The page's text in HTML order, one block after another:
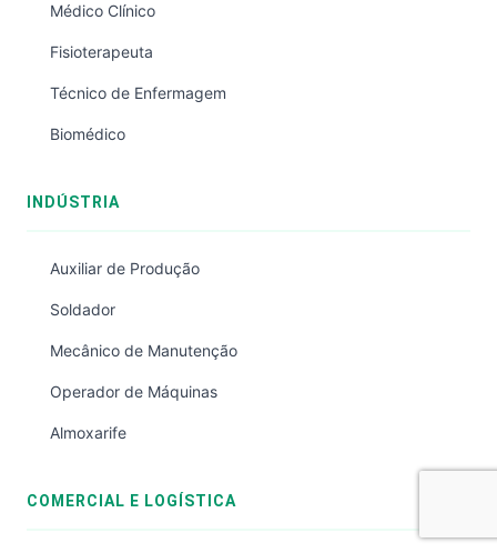
Médico Clínico
Fisioterapeuta
Técnico de Enfermagem
Biomédico
INDÚSTRIA
Auxiliar de Produção
Soldador
Mecânico de Manutenção
Operador de Máquinas
Almoxarife
COMERCIAL E LOGÍSTICA